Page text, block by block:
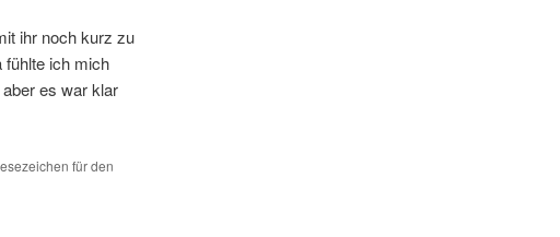
ihr noch kurz zu
fühlte ich mich
es war klar
für den